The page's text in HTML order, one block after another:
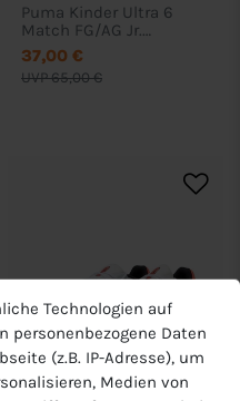
Puma Kinder Ultra 6
Match FG/AG Jr.
Fußballschuhe - 108515
UVP 65,00 €
37,00 €
Technologien auf
personenbezogene Daten
(z.B. IP-Adresse), um
Medien von